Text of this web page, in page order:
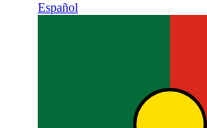
Español